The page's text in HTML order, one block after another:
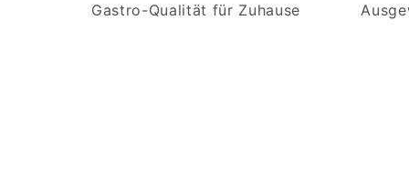
Gastro-Qualität für Zuhause